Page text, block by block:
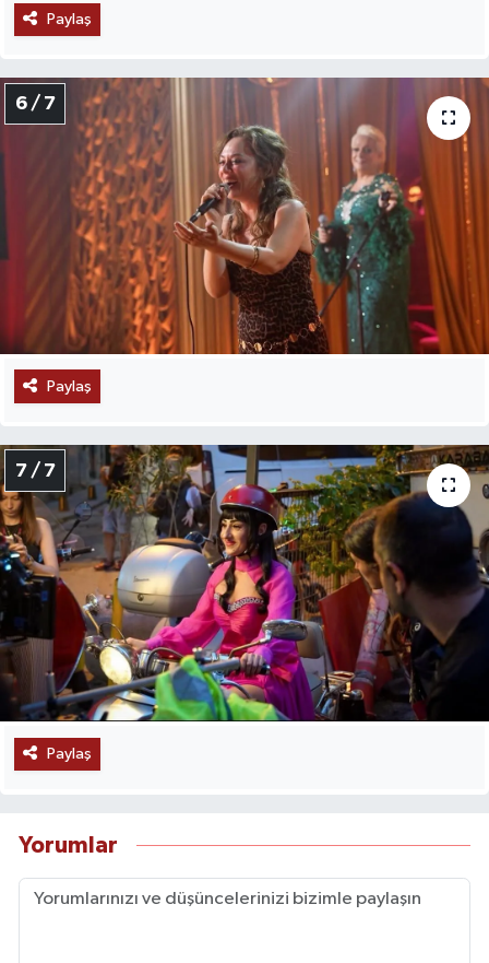
Paylaş
6 / 7
Paylaş
7 / 7
Paylaş
Yorumlar